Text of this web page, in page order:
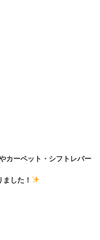
カーペット・シフトレバー
した！